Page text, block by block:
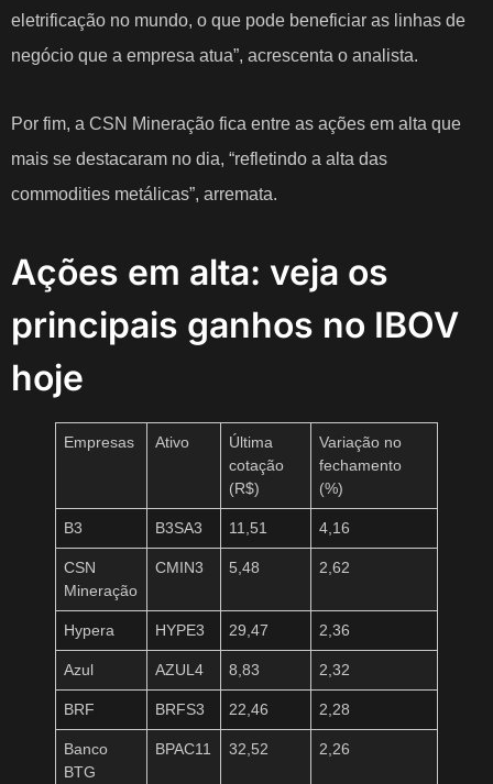
eletrificação no mundo, o que pode beneficiar as linhas de
negócio que a empresa atua”, acrescenta o analista.
Por fim, a CSN Mineração fica entre as ações em alta que
mais se destacaram no dia, “refletindo a alta das
commodities metálicas”, arremata.
Ações em alta: veja os
principais ganhos no IBOV
hoje
Empresas Ativo
Última
cotação
(R$)
Variação no
fechamento
(%)
B3 B3SA3 11,51 4,16
CSN
Mineração
CMIN3 5,48 2,62
Hypera HYPE3 29,47 2,36
Azul AZUL4 8,83 2,32
BRF BRFS3 22,46 2,28
Banco
BTG
BPAC11 32,52 2,26